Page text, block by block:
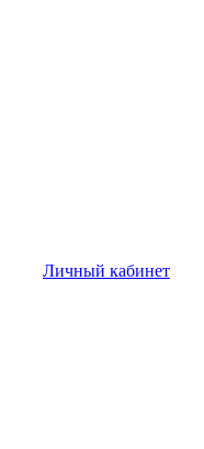
Личный кабинет